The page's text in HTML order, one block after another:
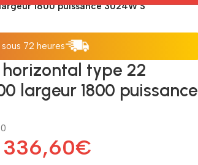
1800 puissance 3024W S
72 heures
type 22
largeur 1800 puissance
336,60€